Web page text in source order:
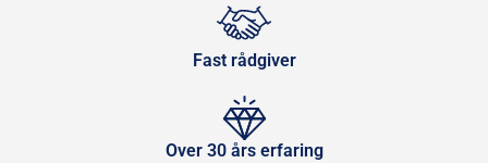
Fast rådgiver
Over 30 års erfaring